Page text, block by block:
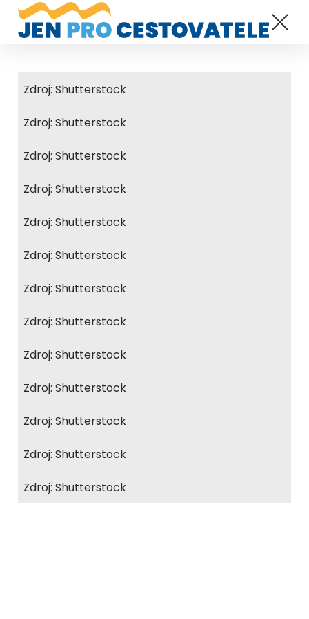
Zdroj: Shutterstock
Zdroj: Shutterstock
Zdroj: Shutterstock
Zdroj: Shutterstock
Zdroj: Shutterstock
Zdroj: Shutterstock
Zdroj: Shutterstock
Zdroj: Shutterstock
Zdroj: Shutterstock
Zdroj: Shutterstock
Zdroj: Shutterstock
Zdroj: Shutterstock
Zdroj: Shutterstock